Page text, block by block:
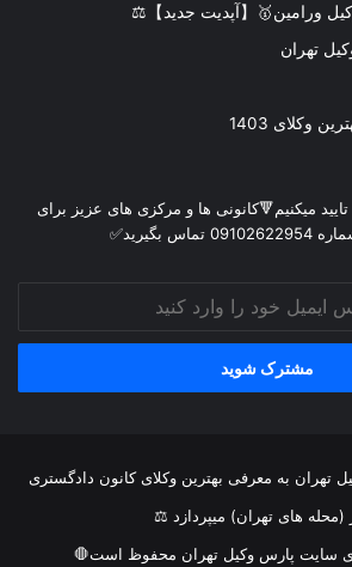
تهران
وکلای 1403
وکلای پایه 1 را تایید میکنیم🔻کانونی ها و مرکزی های عزیز برای
بگیرید✅
به معرفی بهترین وکلای کانون دادگستری
(محله های تهران) میپردازد ⚖
سایت پارس وکیل تهران محفوظ است🛑